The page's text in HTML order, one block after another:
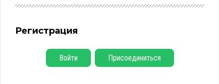
Регистрация
Войти Присоединиться